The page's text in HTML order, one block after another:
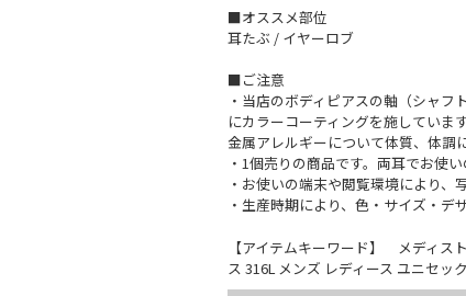
■オススメ部位
耳たぶ / イヤーロブ
■ご注意
・当店のボディピアスの軸（シャ
にカラーコーティングを施しています
金属アレルギーについて体質、体調
・1個売りの商品です。両耳でお使
・お使いの端末や閲覧環境により、
・生産時期により、色・サイズ・デ
【アイテムキーワード】 メディス
ス 316L メンズ レディース ユニセ